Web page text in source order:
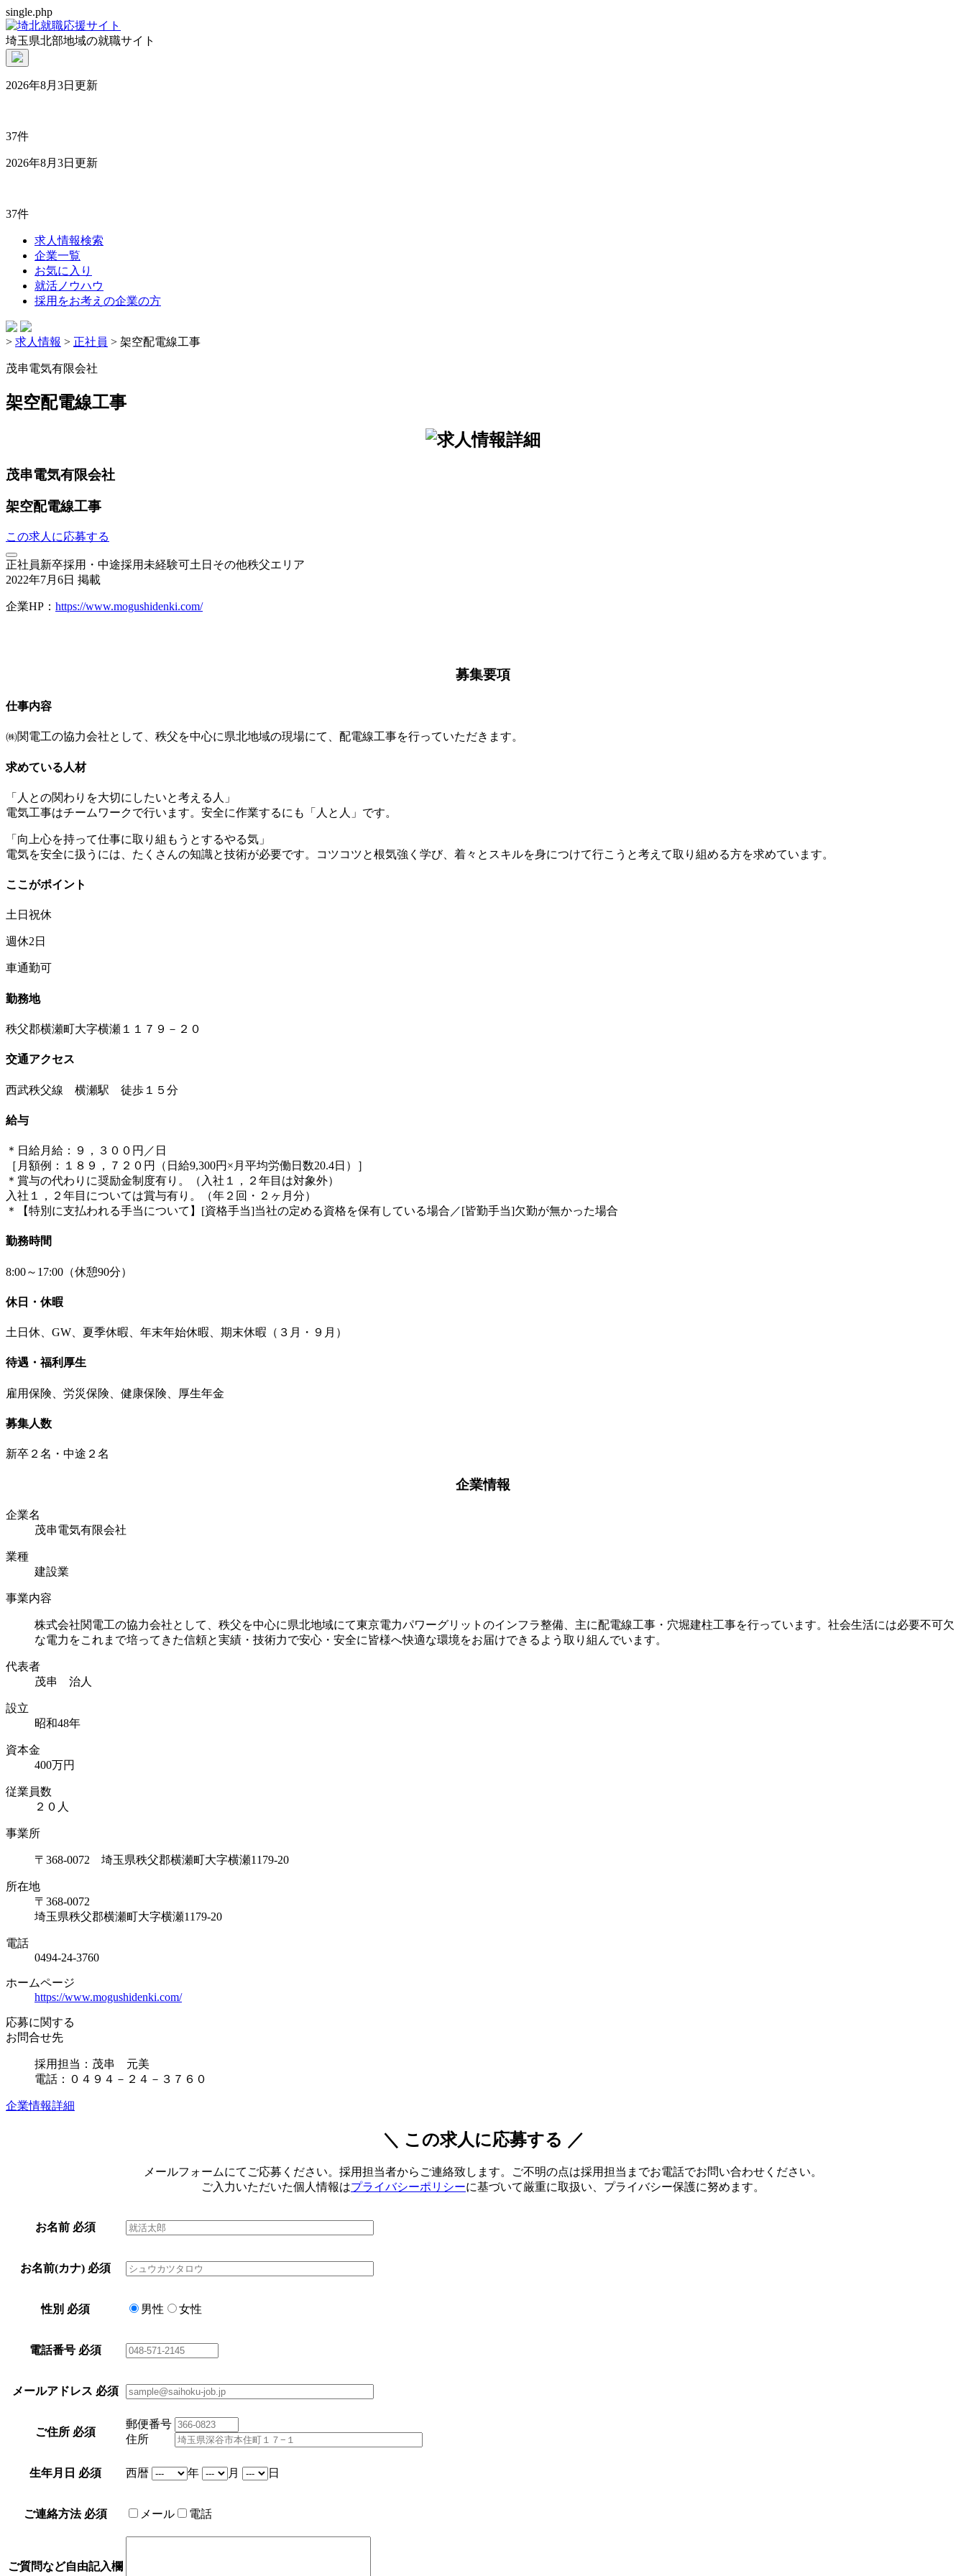
single.php
埼玉県北部地域の就職サイト
2026年8月3日更新
37件
2026年8月3日更新
37件
求人情報検索
企業一覧
お気に入り
就活ノウハウ
採用をお考えの企業の方
> 求人情報 > 正社員 > 架空配電線工事
茂串電気有限会社
架空配電線工事
茂串電気有限会社
架空配電線工事
この求人に応募する
正社員新卒採用・中途採用 未経験可土日その他秩父エリア
2022年7月6日 掲載
企業HP： https://www.mogushidenki.com/
募集要項
仕事内容
㈱関電工の協力会社として、秩父を中心に県北地域の現場にて、配電線工事を行っていただきます。
求めている人材
「人との関わりを大切にしたいと考える人」
電気工事はチームワークで行います。安全に作業するにも「人と人」です。
「向上心を持って仕事に取り組もうとするやる気」
電気を安全に扱うには、たくさんの知識と技術が必要です。コツコツと根気強く学び、着々とスキルを身につけて行こうと考えて取り組める方を求めています。
ここがポイント
土日祝休
週休2日
車通勤可
勤務地
秩父郡横瀬町大字横瀬１１７９－２０
交通アクセス
西武秩父線 横瀬駅 徒歩１５分
給与
＊日給月給：９，３００円／日
［月額例：１８９，７２０円（日給9,300円×月平均労働日数20.4日）］
＊賞与の代わりに奨励金制度有り。（入社１，２年目は対象外）
入社１，２年目については賞与有り。（年２回・２ヶ月分）
＊【特別に支払われる手当について】[資格手当]当社の定める資格を保有している場合／[皆勤手当]欠勤が無かった場合
勤務時間
8:00～17:00（休憩90分）
休日・休暇
土日休、GW、夏季休暇、年末年始休暇、期末休暇（３月・９月）
待遇・福利厚生
雇用保険、労災保険、健康保険、厚生年金
募集人数
新卒２名・中途２名
企業情報
企業名
茂串電気有限会社
業種
建設業
事業内容
株式会社関電工の協力会社として、秩父を中心に県北地域にて東京電力パワーグリットのインフラ整備、主に配電線工事・穴堀建柱工事を行っています。社会生活には必要不可欠
な電力をこれまで培ってきた信頼と実績・技術力で安心・安全に皆様へ快適な環境をお届けできるよう取り組んでいます。
代表者
茂串 治人
設立
昭和48年
資本⾦
400万円
従業員数
２０人
事業所
〒368-0072 埼玉県秩父郡横瀬町大字横瀬1179-20
所在地
〒368-0072
埼玉県秩父郡横瀬町大字横瀬1179-20
電話
0494-24-3760
ホームページ
https://www.mogushidenki.com/
応募に関する
お問合せ先
採用担当：茂串 元美
電話：０４９４－２４－３７６０
企業情報詳細
＼ この求人に応募する ／
メールフォームにてご応募ください。採用担当者からご連絡致します。ご不明の点は採用担当までお電話でお問い合わせください。
ご入力いただいた個人情報はプライバシーポリシーに基づいて厳重に取扱い、プライバシー保護に努めます。
お名前 必須
お名前(カナ) 必須
性別 必須 男性 女性
電話番号 必須
メールアドレス 必須
ご住所 必須
郵便番号
住所
生年月日 必須 西暦 年 月 日
ご連絡方法 必須 メール 電話
ご質問など自由記入欄